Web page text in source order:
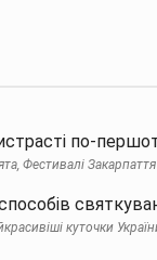
по-
Фестивалі Закарпаття
куточки